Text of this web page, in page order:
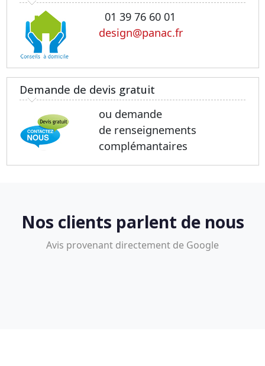
01 39 76 60 01
design@panac.fr
Demande de devis gratuit
ou demande
de renseignements
complémantaires
Nos clients parlent de nous
Avis provenant directement de Google